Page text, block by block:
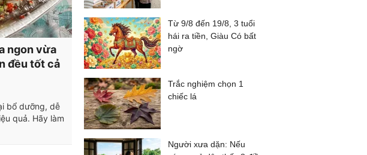
ngon vừa
đều tốt cả
bổ dưỡng, dễ
quả. Hãy làm
Từ 9/8 đến 19/8, 3 tuổi
hái ra tiền, Giàu Có bất
ngờ
Trắc nghiệm chọn 1
chiếc lá
Người xưa dặn: Nếu